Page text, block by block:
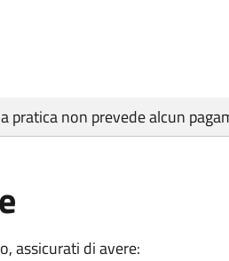
pratica non prevede alcun
assicurati di avere: